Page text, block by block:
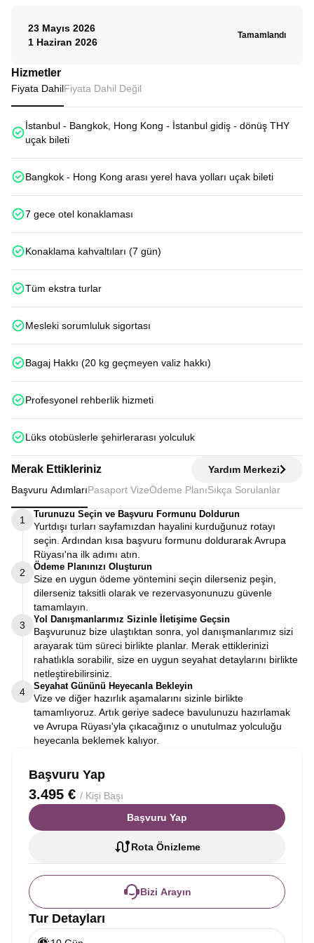
23 Mayıs 2026
1 Haziran 2026
Tamamlandı
Hizmetler
Fiyata DahilFiyata Dahil Değil
İstanbul - Bangkok, Hong Kong - İstanbul gidiş - dönüş THY
uçak bileti
Bangkok - Hong Kong arası yerel hava yolları uçak bileti
7 gece otel konaklaması
Konaklama kahvaltıları (7 gün)
Tüm ekstra turlar
Mesleki sorumluluk sigortası
Bagaj Hakkı (20 kg geçmeyen valiz hakkı)
Profesyonel rehberlik hizmeti
Lüks otobüslerle şehirlerarası yolculuk
Merak Ettikleriniz
Yardım Merkezi
Başvuru AdımlarıPasaport VizeÖdeme Planı Sıkça Sorulanlar
1
Turunuzu Seçin ve Başvuru Formunu Doldurun
Yurtdışı turları sayfamızdan hayalini kurduğunuz rotayı
seçin. Ardından kısa başvuru formunu doldurarak Avrupa
Rüyası'na ilk adımı atın.
2
Ödeme Planınızı Oluşturun
Size en uygun ödeme yöntemini seçin dilerseniz peşin,
dilerseniz taksitli olarak ve rezervasyonunuzu güvenle
tamamlayın.
3
Yol Danışmanlarımız Sizinle İletişime Geçsin
Başvurunuz bize ulaştıktan sonra, yol danışmanlarımız sizi
arayarak tüm süreci birlikte planlar. Merak ettiklerinizi
rahatlıkla sorabilir, size en uygun seyahat detaylarını birlikte
netleştirebilirsiniz.
4
Seyahat Gününü Heyecanla Bekleyin
Vize ve diğer hazırlık aşamalarını sizinle birlikte
tamamlıyoruz. Artık geriye sadece bavulunuzu hazırlamak
ve Avrupa Rüyası'yla çıkacağınız o unutulmaz yolculuğu
heyecanla beklemek kalıyor.
Başvuru Yap
3.495 € / Kişi Başı
Başvuru Yap
Rota Önizleme
Bizi Arayın
Tur Detayları